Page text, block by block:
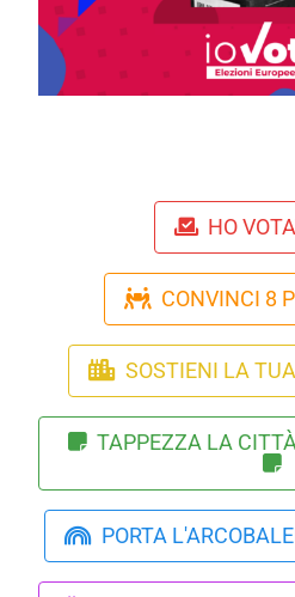
HO
CONVINCI 8
SOSTIENI LA
TAPPEZZA LA
PORTA